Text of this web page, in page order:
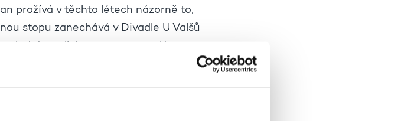
prožívá v těchto létech názorně to,
stopu zanechává v Divadle U Valšů
se dělá divadlo“ (premiéra 27.3., po